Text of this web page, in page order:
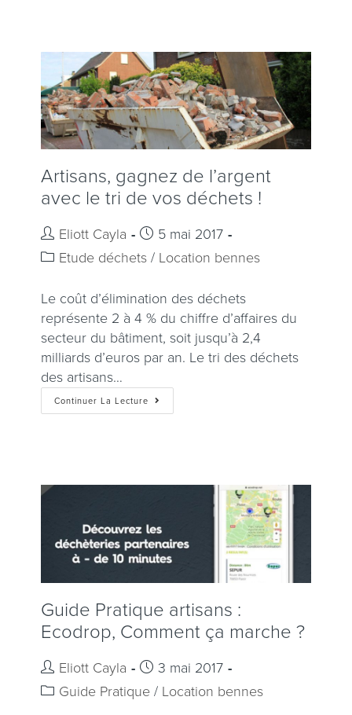
Artisans, gagnez de l’argent
avec le tri de vos déchets !
Eliott Cayla
5 mai 2017
Etude déchets / Location bennes
Le coût d’élimination des déchets
représente 2 à 4 % du chiffre d’affaires du
secteur du bâtiment, soit jusqu’à 2,4
milliards d’euros par an. Le tri des déchets
des artisans…
Continuer La Lecture
Guide Pratique artisans :
Ecodrop, Comment ça marche ?
Eliott Cayla
3 mai 2017
Guide Pratique / Location bennes